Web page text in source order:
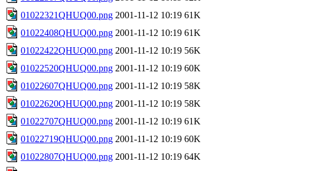
01022321QHUQ00.png 2001-11-12 10:19 61K
01022408QHUQ00.png 2001-11-12 10:19 61K
01022422QHUQ00.png 2001-11-12 10:19 56K
01022520QHUQ00.png 2001-11-12 10:19 60K
01022607QHUQ00.png 2001-11-12 10:19 58K
01022620QHUQ00.png 2001-11-12 10:19 58K
01022707QHUQ00.png 2001-11-12 10:19 61K
01022719QHUQ00.png 2001-11-12 10:19 60K
01022807QHUQ00.png 2001-11-12 10:19 64K